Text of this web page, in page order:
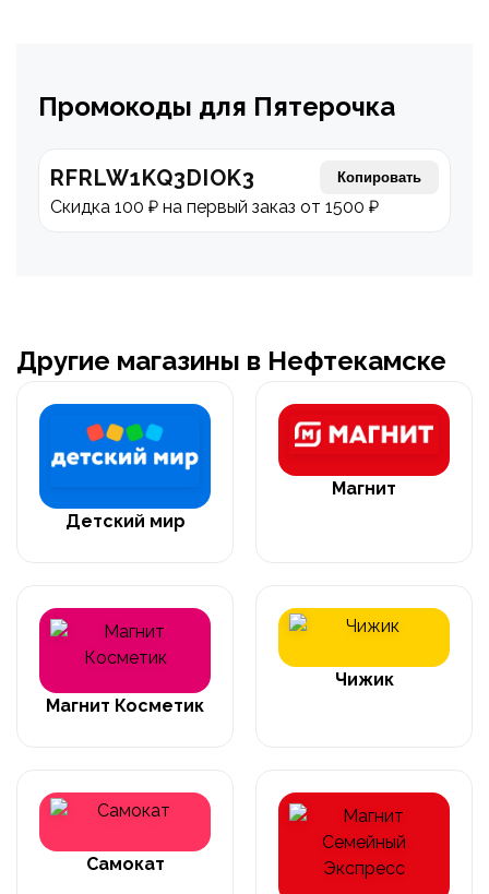
Промокоды для Пятерочка
RFRLW1KQ3DIOK3 Копировать
Скидка 100 ₽ на первый заказ от 1500 ₽
Другие магазины в Нефтекамске
Детский мир
Магнит
Магнит Косметик
Чижик
Самокат